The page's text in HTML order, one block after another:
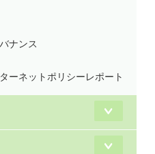
ナンス
ーネットポリシーレポート